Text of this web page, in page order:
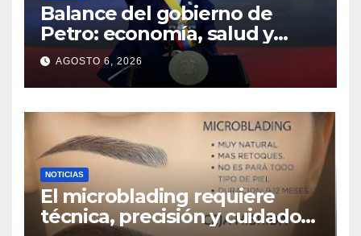
Balance del gobierno de
Petro: economía, salud y
seguridad, en rojo
AGOSTO 6, 2026
NOTICIAS
El microblading requiere
técnica, precisión y cuidados